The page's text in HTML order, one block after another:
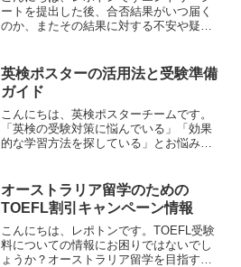
ートを提出した後、合否結果がいつ届く
のか、またその結果に対する不安や疑問
提出から2週間後の合否結果について、徹
底解説します！レポトン...
英検ポスターの活用法と受験準備
ガイド
こんにちは、英検ポスターチームです。
「英検の受験対策に悩んでいる」「効果
的な学習方法を探している」とお悩みで
わかりやすく解説します！英検ポスター
チームこの記事は次のよう...
オーストラリア留学のための
TOEFL割引キャンペーン情報
こんにちは、レポトンです。TOEFL受験
料についての情報にお困りではないでし
ょうか？オーストラリア留学を目指す学